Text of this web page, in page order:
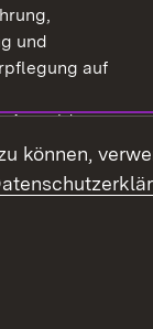
und
auf
Anmeldung
können,